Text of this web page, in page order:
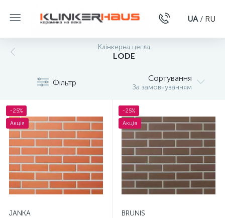
UA/ RU
Клінкерна цегла
LODE
Фільтр Сортування
За замовчуванням
-25%
Акція
JANKA
-25%
Акція
BRUNIS